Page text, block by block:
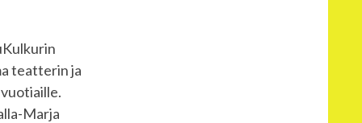
teatterin ja
Marja